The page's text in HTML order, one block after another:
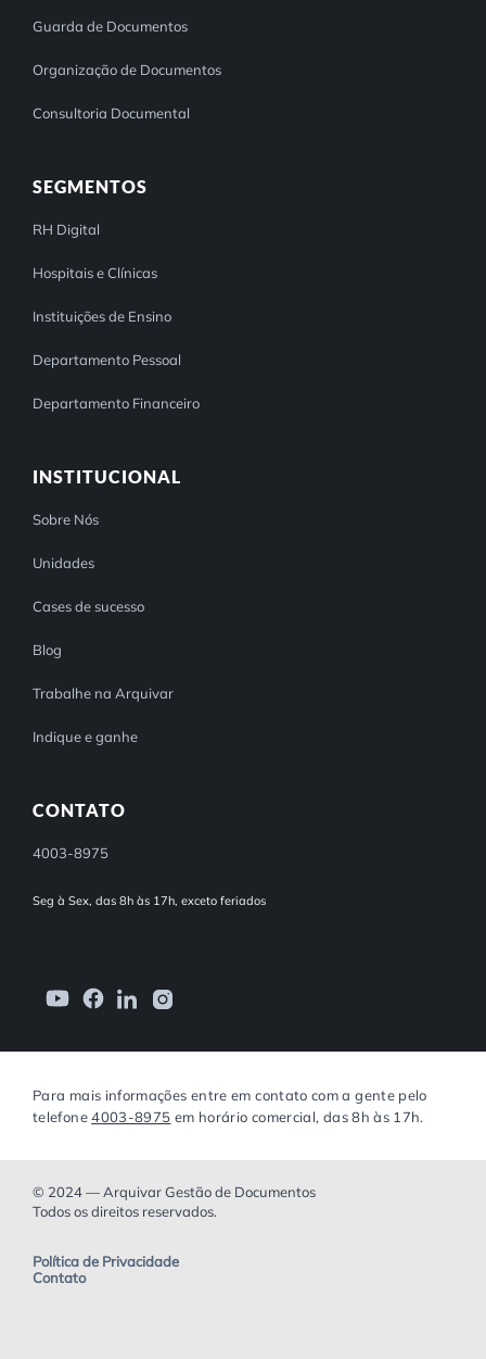
Guarda de Documentos
Organização de Documentos
Consultoria Documental
SEGMENTOS
RH Digital
Hospitais e Clínicas
Instituições de Ensino
Departamento Pessoal
Departamento Financeiro
INSTITUCIONAL
Sobre Nós
Unidades
Cases de sucesso
Blog
Trabalhe na Arquivar
Indique e ganhe
CONTATO
4003-8975
Seg à Sex, das 8h às 17h, exceto feriados
Para mais informações entre em contato com a gente pelo
telefone4003-8975 em horário comercial, das 8h às 17h.
© 2024 — Arquivar Gestão de Documentos
Todos os direitos reservados.
Política de Privacidade
Contato